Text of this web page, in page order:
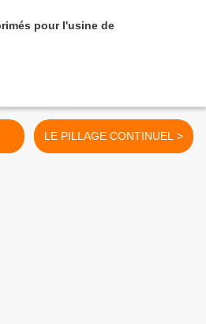
pour l'usine de
LE PILLAGE CONTINUEL >